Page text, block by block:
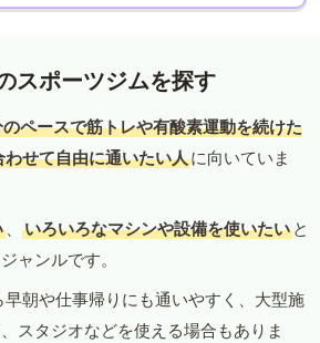
スポーツジムを探す
ペースで筋トレや有酸素運動を続けた
せて自由に通いたい人に向いていま
、 いろいろなマシンや設備を使いたい と
ャンルです。
朝や仕事帰りにも通いやすく、大型施
スタジオなどを使える場合もありま